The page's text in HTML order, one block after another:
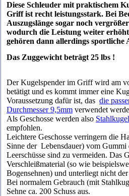
Diese Schleuder mit praktischem
Griff ist recht leistungsstark. Bei
Auszugslänge sogar noch
wodurch die Leistung weiter
gehören dann allerdings sportliche
Das Zuggewicht beträgt 25 lbs !
Der Kugelspender im Griff wird am
betätigt und es kommt immer eine
Voraussetzung dafür ist, das die
Durchmesser 9,5mm verwendet
Als Geschosse werden also
empfohlen.
Leichtere Geschosse verringern die
Sinne der Lebensdauer) vom Gummi
Leerschüsse sind zu vermeiden. Das
Verschleißmaterial (so wie
Bogensehnen) und unterliegt nicht
Bei normalem Gebrauch (mit
Sehne ca. 200 Schuss aus.